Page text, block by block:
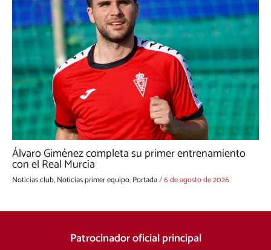
Álvaro Giménez completa su primer entrenamiento
con el Real Murcia
Noticias club,Noticias primer equipo,Portada/6 de agosto de 2026
Patrocinador oficial principal